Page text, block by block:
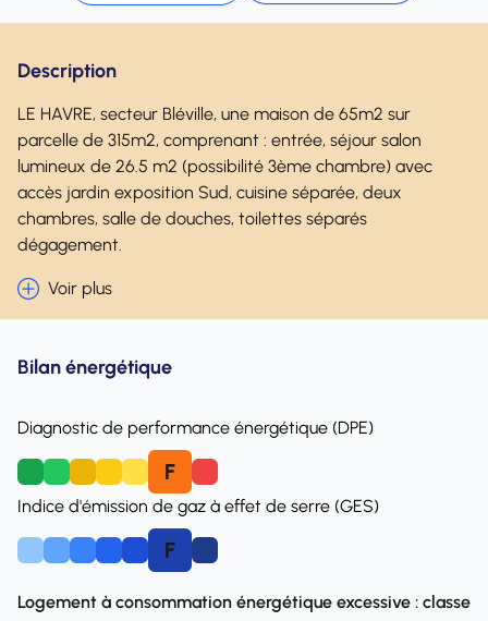
Description
LE HAVRE, secteur Bléville, une maison de 65m2 sur
parcelle de 315m2, comprenant : entrée, séjour salon
lumineux de 26.5 m2 (possibilité 3ème chambre) avec
accès jardin exposition Sud, cuisine séparée, deux
chambres, salle de douches, toilettes séparés
dégagement.
Voir plus
Bilan énergétique
Diagnostic de performance énergétique (DPE)
F
Indice d'émission de gaz à effet de serre (GES)
F
Logement à consommation énergétique excessive : classe